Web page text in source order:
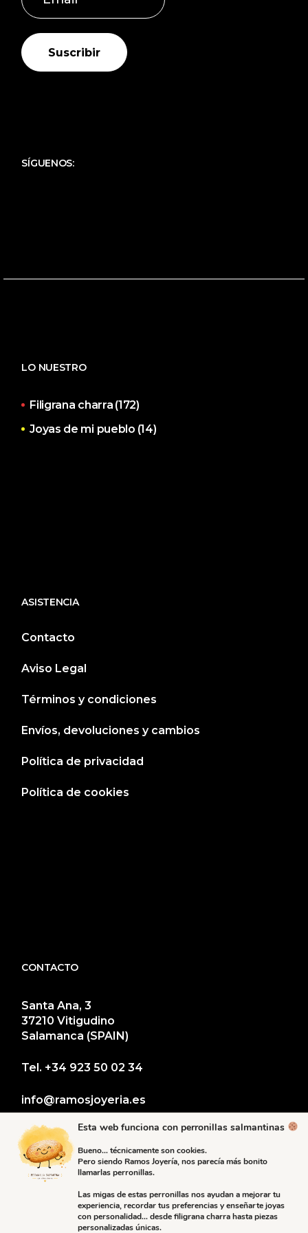
Suscribir
SÍGUENOS:
LO NUESTRO
Filigrana charra (172)
Joyas de mi pueblo (14)
ASISTENCIA
Contacto
Aviso Legal
Términos y condiciones
Envíos, devoluciones y cambios
Política de privacidad
Política de cookies
CONTACTO
Santa Ana, 3
37210 Vitigudino
Salamanca (SPAIN)
Tel. +34 923 50 02 34
info@ramosjoyeria.es
Esta web funciona con perronillas salmantinas
Bueno… técnicamente son cookies.
Pero siendo Ramos Joyería, nos parecía más bonito
llamarlas perronillas.
Las migas de estas perronillas nos ayudan a mejorar tu
experiencia, recordar tus preferencias y enseñarte joyas
con personalidad… desde filigrana charra hasta piezas
personalizadas únicas.